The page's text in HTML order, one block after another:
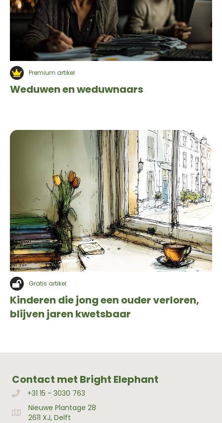
Premium artikel
Weduwen en weduwnaars
Gratis artikel
Kinderen die jong een ouder verloren,
blijven jaren kwetsbaar
Contact met Bright Elephant
Bellen met Bright Elephant
+31 15 - 3030 763
Adres Bright Elephant
Nieuwe Plantage 28
2611 XJ, Delft